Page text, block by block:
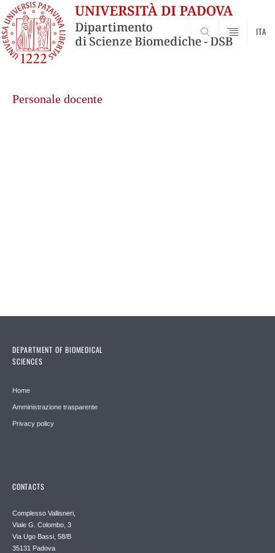
SEARCH
ITA
contenuto
Personale docente
DEPARTMENT OF BIOMEDICAL
SCIENCES
Home
Amministrazione trasparente
Privacy policy
CONTACTS
Complesso Vallisneri,
Viale G. Colombo, 3
Via Ugo Bassi, 58/B
35131 Padova